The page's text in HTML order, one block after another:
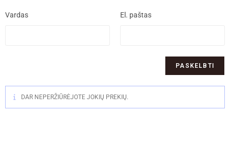
Vardas El. paštas
DAR NEPERŽIŪRĖJOTE JOKIŲ PREKIŲ.